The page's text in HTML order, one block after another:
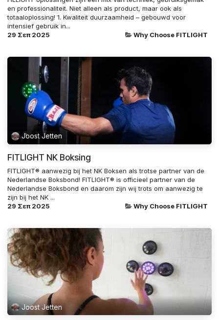
en professionaliteit. Niet alleen als product, maar ook als
totaaloplossing! 1. Kwaliteit duurzaamheid – gebouwd voor
intensief gebruik in...
29 Σεπ 2025
Why Choose FITLIGHT
Joost Jetten
FITLIGHT NK Boksing
FITLIGHT® aanwezig bij het NK Boksen als trotse partner van de
Nederlandse Boksbond! FITLIGHT® is officieel partner van de
Nederlandse Boksbond en daarom zijn wij trots om aanwezig te
zijn bij het NK ...
29 Σεπ 2025
Why Choose FITLIGHT
Joost Jetten